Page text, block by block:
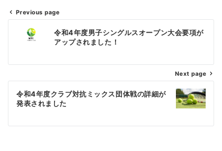
ビ
ゲ
ー
シ
Previous page
令和4年度男子シングルスオープン大会要項が
アップされました！
Next page
令和4年度クラブ対抗ミックス団体戦の詳細が
発表されました